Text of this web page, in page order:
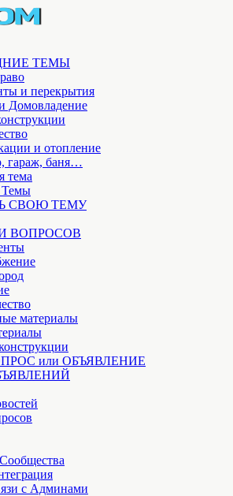
ТЕМЫ
и перекрытия
Домовладение
и отопление
гараж, баня…
тема
СВОЮ ТЕМУ
ВОПРОСОВ
материалы
или ОБЪЯВЛЕНИЕ
с Админами